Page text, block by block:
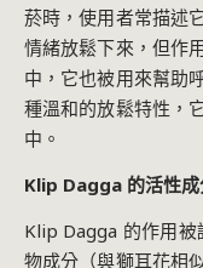
菸時，使用者常描述
情緒放鬆下來，但作
中，它也被用來幫助
種溫和的放鬆特性，
中。
Klip Dagga 的活性成
Klip Dagga 的作用
物成分（與獅耳花相